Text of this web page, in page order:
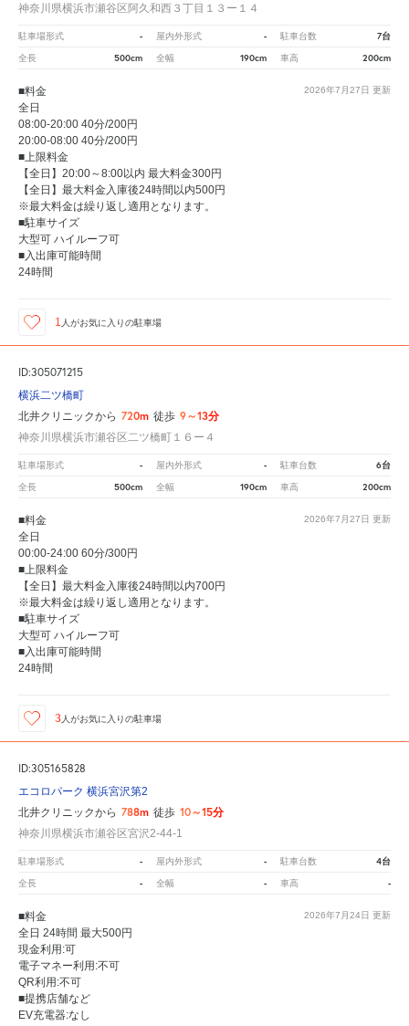
神奈川県横浜市瀬谷区阿久和西３丁目１３ー１４
駐車場形式 - 屋内外形式 - 駐車台数 7台
全長 500cm 全幅 190cm 車高 200cm
2026年7月27日 更新
■料金
全日
08:00-20:00 40分/200円
20:00-08:00 40分/200円
■上限料金
【全日】20:00～8:00以内 最大料金300円
【全日】最大料金入庫後24時間以内500円
※最大料金は繰り返し適用となります。
■駐車サイズ
大型可 ハイルーフ可
■入出庫可能時間
24時間
1 人がお気に入りの駐車場
ID:305071215
横浜二ツ橋町
北井クリニックから 720m 徒歩 9～13分
神奈川県横浜市瀬谷区二ツ橋町１６ー４
駐車場形式 - 屋内外形式 - 駐車台数 6台
全長 500cm 全幅 190cm 車高 200cm
2026年7月27日 更新
■料金
全日
00:00-24:00 60分/300円
■上限料金
【全日】最大料金入庫後24時間以内700円
※最大料金は繰り返し適用となります。
■駐車サイズ
大型可 ハイルーフ可
■入出庫可能時間
24時間
3 人がお気に入りの駐車場
ID:305165828
エコロパーク 横浜宮沢第2
北井クリニックから 788m 徒歩 10～15分
神奈川県横浜市瀬谷区宮沢2-44-1
駐車場形式 - 屋内外形式 - 駐車台数 4台
全長 - 全幅 - 車高 -
2026年7月24日 更新
■料金
全日 24時間 最大500円
現金利用:可
電子マネー利用:不可
QR利用:不可
■提携店舗など
EV充電器:なし